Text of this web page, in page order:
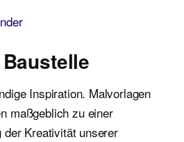
Kinder
Inspiration. Malvorlagen
maßgeblich zu einer
Kreativität unserer